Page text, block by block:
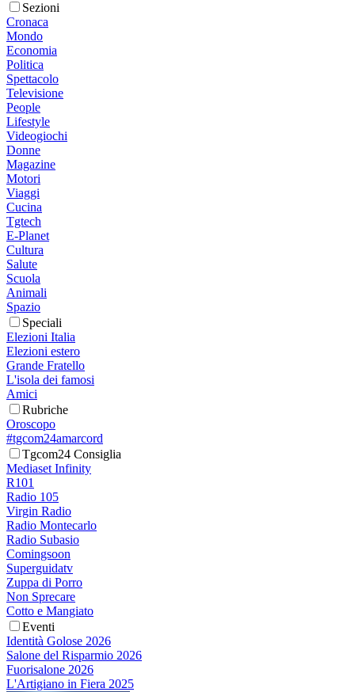
Sezioni
Cronaca
Mondo
Economia
Politica
Spettacolo
Televisione
People
Lifestyle
Videogiochi
Donne
Magazine
Motori
Viaggi
Cucina
Tgtech
E-Planet
Cultura
Salute
Scuola
Animali
Spazio
Speciali
Elezioni Italia
Elezioni estero
Grande Fratello
L'isola dei famosi
Amici
Rubriche
Oroscopo
#tgcom24amarcord
Tgcom24 Consiglia
Mediaset Infinity
R101
Radio 105
Virgin Radio
Radio Montecarlo
Radio Subasio
Comingsoon
Superguidatv
Zuppa di Porro
Non Sprecare
Cotto e Mangiato
Eventi
Identità Golose 2026
Salone del Risparmio 2026
Fuorisalone 2026
L'Artigiano in Fiera 2025